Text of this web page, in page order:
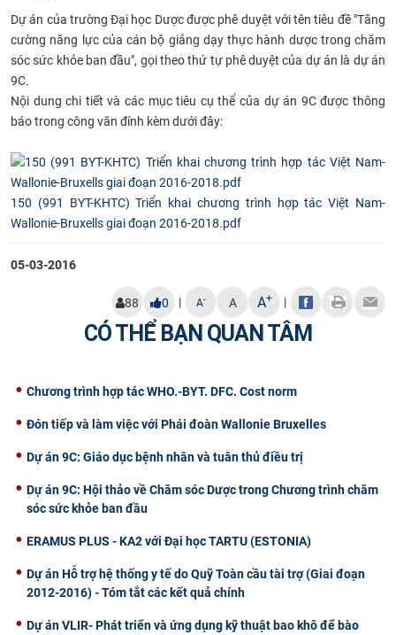
HTQT
CỰU NGƯỜI HỌC
​Dự án của trường Đại học Dược được phê duyệt với tên tiêu đề "Tăng
cường năng lực của cán bộ giảng dạy thực hành dược trong chăm
sóc sức khỏe ban đầu​", gọi theo thứ tự phê duyệt của dự án là dự án
9C.
Nội dung chi tiết và các mục tiêu cụ thể của dự án 9C được thông
báo trong công văn đính kèm dưới đây:
150 (991 BYT-KHTC) Triển khai chương trình hợp tác Việt Nam-
Wallonie-Bruxells giai đoạn 2016-2018.pdf
05-03-2016
88 0 | A- A A+ |
CÓ THỂ BẠN QUAN TÂM
Chương trình hợp tác WHO.-BYT. DFC. Cost norm
Đón tiếp và làm việc với Phái đoàn Wallonie Bruxelles
Dự án 9C: Giáo dục bệnh nhân và tuân thủ điều trị
Dự án 9C: Hội thảo về Chăm sóc Dược trong Chương trình chăm
sóc sức khỏe ban đầu
ERAMUS PLUS - KA2 với Đại học TARTU (ESTONIA)
Dự án Hỗ trợ hệ thống y tế do Quỹ Toàn cầu tài trợ (Giai đoạn
2012-2016) - Tóm tắt các kết quả chính
Dự án VLIR- Phát triển và ứng dụng kỹ thuật bao khô để bào